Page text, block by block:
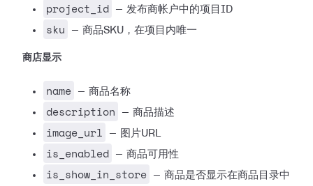
project_id — 发布商帐户中的项目ID
sku — 商品SKU，在项目内唯一
商店显示
name — 商品名称
description — 商品描述
image_url — 图片URL
is_enabled — 商品可用性
is_show_in_store — 商品是否显示在商品目录中